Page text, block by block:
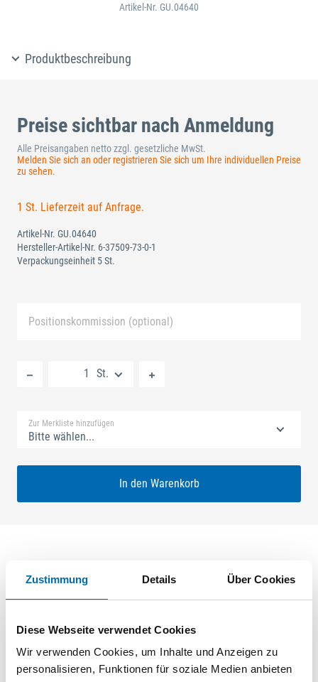
Zustimmung Details Über Cookies
Diese Webseite verwendet Cookies
Wir verwenden Cookies, um Inhalte und Anzeigen zu
personalisieren, Funktionen für soziale Medien anbieten
Artikel-Nr. GU.04640
Produktbeschreibung
Preise sichtbar nach Anmeldung
Alle Preisangaben netto zzgl. gesetzliche MwSt.
Melden Sie sich an oder registrieren Sie sich um Ihre individuellen Preise
zu sehen.
1 St. Lieferzeit auf Anfrage.
Artikel-Nr. GU.04640
Hersteller-Artikel-Nr. 6-37509-73-0-1
Verpackungseinheit 5 St.
Positionskommission (optional)
St.
Zur Merkliste hinzufügen
Bitte wählen...
In den Warenkorb
Produktbeschreibung
890mm Flachstulp 16x2,5mm L:1750,0mm Eckig Maße: A1
optional ferGUard*silber